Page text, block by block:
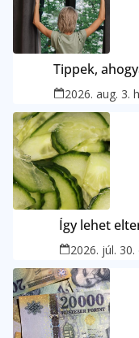
Tippek,
2026. aug. 3.
Így lehet
2026. júl. 30.